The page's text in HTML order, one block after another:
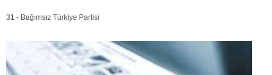
31 - Bağımsız Türkiye Partisi